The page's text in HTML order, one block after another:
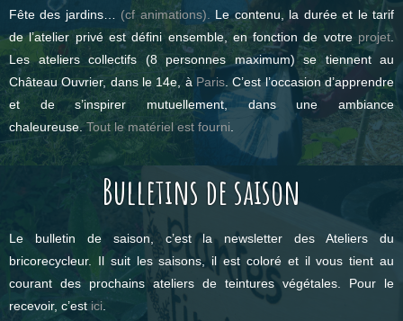
Fête des jardins… (cf animations).
Le contenu, la durée et le tarif
de l’atelier privé est défini ensemble, en fonction de votre projet
Les ateliers collectifs (8 personnes maximum) se tiennent au
Château Ouvrier, dans le 14e, à Paris . C’est l’occasion d’apprendre
et de s’inspirer mutuellement, dans une ambiance
chaleureuse.Tout le matériel est fourni
Bulletins de saison
Le bulletin de saison, c’est la newsletter des Ateliers du
bricorecycleur. Il suit les saisons, il est coloré et il vous tient au
courant des prochains ateliers de teintures végétales. Pour le
recevoir, c’est ici